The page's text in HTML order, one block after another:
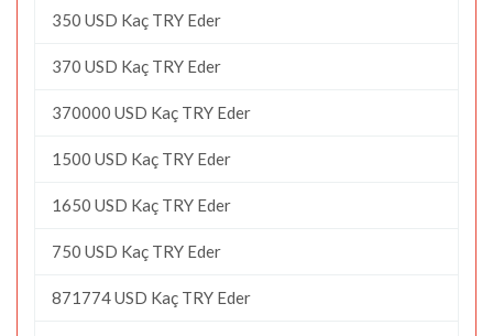
350 USD Kaç TRY Eder
370 USD Kaç TRY Eder
370000 USD Kaç TRY Eder
1500 USD Kaç TRY Eder
1650 USD Kaç TRY Eder
750 USD Kaç TRY Eder
871774 USD Kaç TRY Eder